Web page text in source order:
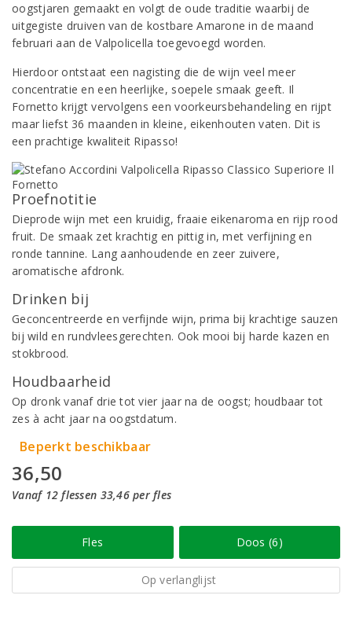
oogstjaren gemaakt en volgt de oude traditie waarbij de
uitgegiste druiven van de kostbare Amarone in de maand
februari aan de Valpolicella toegevoegd worden.
Hierdoor ontstaat een nagisting die de wijn veel meer
concentratie en een heerlijke, soepele smaak geeft. Il
Fornetto krijgt vervolgens een voorkeursbehandeling en rijpt
maar liefst 36 maanden in kleine, eikenhouten vaten. Dit is
een prachtige kwaliteit Ripasso!
Proefnotitie
Dieprode wijn met een kruidig, fraaie eikenaroma en rijp rood
fruit. De smaak zet krachtig en pittig in, met verfijning en
ronde tannine. Lang aanhoudende en zeer zuivere,
aromatische afdronk.
Drinken bij
Geconcentreerde en verfijnde wijn, prima bij krachtige sauzen
bij wild en rundvleesgerechten. Ook mooi bij harde kazen en
stokbrood.
Houdbaarheid
Op dronk vanaf drie tot vier jaar na de oogst; houdbaar tot
zes à acht jaar na oogstdatum.
Beperkt beschikbaar
36,50
Vanaf 12 flessen 33,46 per fles
Fles Doos (6)
Op verlanglijst